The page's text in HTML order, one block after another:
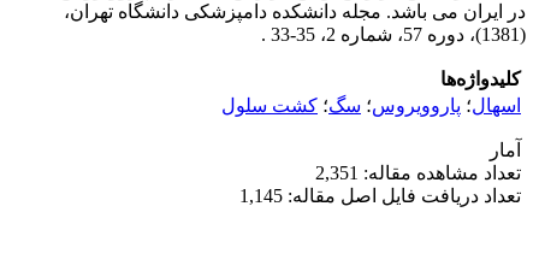
در ایران می باشد. مجله دانشکده دامپزشکی دانشگاه تهران،
(1381)، دوره 57، شماره 2، 35-33 .
کلیدواژه‌ها
اسهال؛ پاروویروس؛ سگ؛ کشت سلول
آمار
تعداد مشاهده مقاله: 2,351
تعداد دریافت فایل اصل مقاله: 1,145